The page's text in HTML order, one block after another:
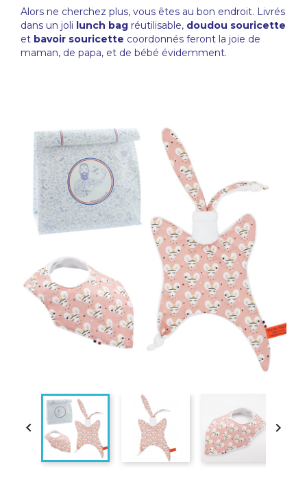
Alors ne cherchez plus, vous êtes au bon endroit. Livrés
dans un joli lunch bag réutilisable, doudou souricette
et bavoir souricette coordonnés feront la joie de
maman, de papa, et de bébé évidemment.
 